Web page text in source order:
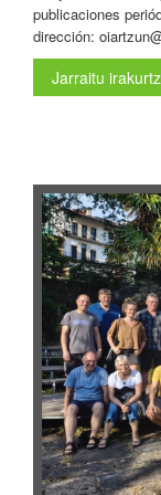
publicaciones
dirección:
Jarraitu